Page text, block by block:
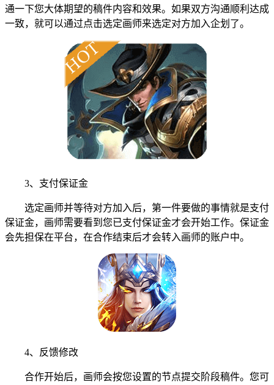
通一下您大体期望的稿件内容和效果。如果双方沟通顺利达成
一致，就可以通过点击选定画师来选定对方加入企划了。
3、支付保证金
选定画师并等待对方加入后，第一件要做的事情就是支付
保证金，画师需要看到您已支付保证金才会开始工作。保证金
会先担保在平台，在合作结束后才会转入画师的账户中。
4、反馈修改
合作开始后，画师会按您设置的节点提交阶段稿件。您可